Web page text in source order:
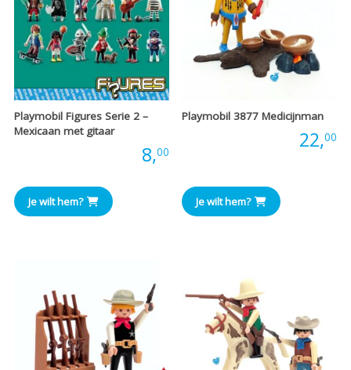
Playmobil Figures Serie 2 –
Mexicaan met gitaar
8,00
Je wilt hem?
Playmobil 3877 Medicijnman
22,00
Je wilt hem?